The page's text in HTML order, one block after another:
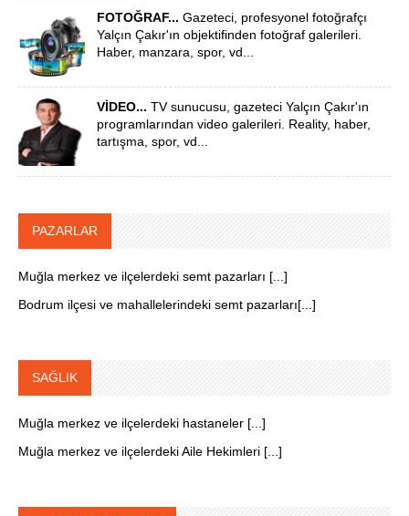
FOTOĞRAF... Gazeteci, profesyonel fotoğrafçı
Yalçın Çakır'ın objektifinden fotoğraf galerileri.
Haber, manzara, spor, vd...
VİDEO... TV sunucusu, gazeteci Yalçın Çakır'ın
programlarından video galerileri. Reality, haber,
tartışma, spor, vd...
PAZARLAR
Muğla merkez ve ilçelerdeki semt pazarları [...]
Bodrum ilçesi ve mahallelerindeki semt pazarları[...]
SAĞLIK
Muğla merkez ve ilçelerdeki hastaneler [...]
Muğla merkez ve ilçelerdeki Aile Hekimleri [...]